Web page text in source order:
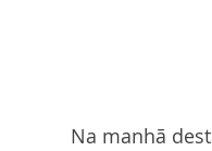
Na manhã